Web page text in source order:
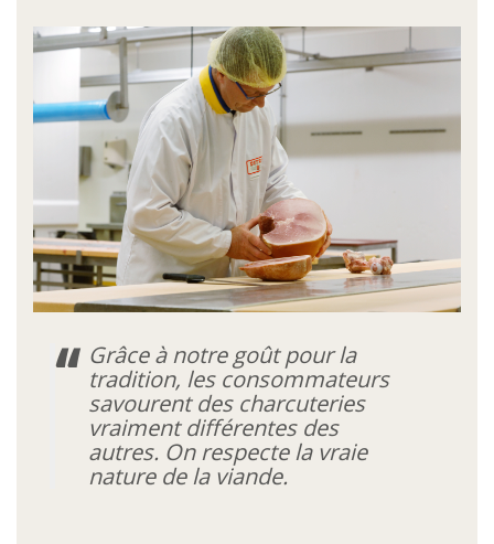
Grâce à notre goût pour la
tradition, les consommateurs
savourent des charcuteries
vraiment différentes des
autres. On respecte la vraie
nature de la viande.